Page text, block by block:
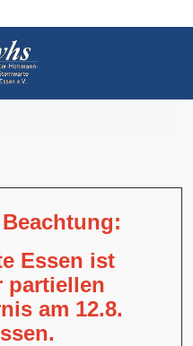
Essen ist
partiellen
am 12.8.